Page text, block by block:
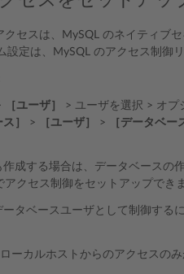
セスは、MySQL のネイティブ
定は、MySQL のアクセス制御
［ユーザ］ > ユーザを選択 > オプ
］ > ［ユーザ］ > ［データベー
成する場合は、データベースの
アクセス制御をセットアップでき
タベースユーザとして制御する
ーカルホストからのアクセスのみ